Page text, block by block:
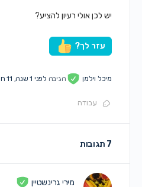
יש לכן אולי רעיון להציע?
עזר לך?
מיכל וילמן הגיבהלפני 1 שנה, 11 חודשים
עבודה
7 תגובות
מירי גרינשטיין